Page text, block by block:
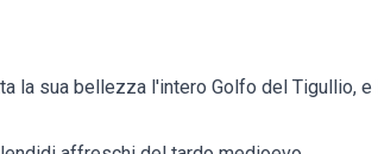
la sua bellezza l'intero Golfo del Tigullio, e